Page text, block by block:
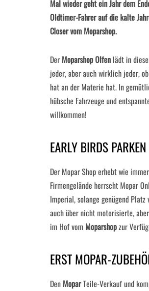
Mal wieder geht ein Jahr dem
Oldtimer-Fahrer auf die kalte
Closer vom Moparshop.
Der Moparshop Olfen lädt in
jeder, aber auch wirklich jeder,
hat an der Materie hat. In
hübsche Fahrzeuge und
willkommen!
EARLY BIRDS
Der Mopar Shop erhebt wie
Firmengelände herrscht Mopar
Imperial, solange genügend
auch über nicht motorisierte,
im Hof vom Moparshopzur
ERST MOPAR-
Den MoparTeile-Verkauf und